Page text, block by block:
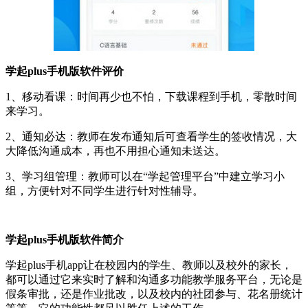
学起plus手机版软件评价
1、移动看课：时间再少也不怕，下载课程到手机，零散时间
来学习。
2、通知必达：教师在发布通知后可查看学生的签收情况，大
大降低沟通成本，再也不用担心通知未送达。
3、学习组管理：教师可以在“学起管理平台”中建立学习小
组，方便针对不同学生进行针对性辅导。
学起plus手机版软件简介
学起plus手机app让在校园内的学生、教师以及校外的家长，
都可以通过它来实时了解和沟通多功能教学服务平台，无论是
假条审批，还是作业批改，以及校内的社团参与、花名册统计